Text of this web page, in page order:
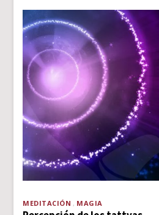
MEDITACIÓN MAGIA